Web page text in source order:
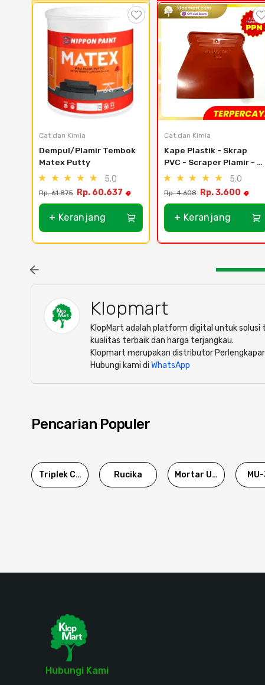
Cat dan Kimia
Dempul/Plamir Tembok
Matex Putty
5.0
Rp. 61.875 Rp. 60.637
+ Keranjang
Cat dan Kimia
Kape Plastik - Skrap
PVC - Scraper Plamir - 5
inch
5.0
Rp. 4.608 Rp. 3.600
+ Keranjang
Klopmart
KlopMart adalah platform digital untuk
kualitas terbaik dan harga terjangkau.
Klopmart merupakan distributor
Hubungi kami di WhatsApp
Pencarian Populer
Triplek Cor Rucika Mortar Utama
Hubungi Kami